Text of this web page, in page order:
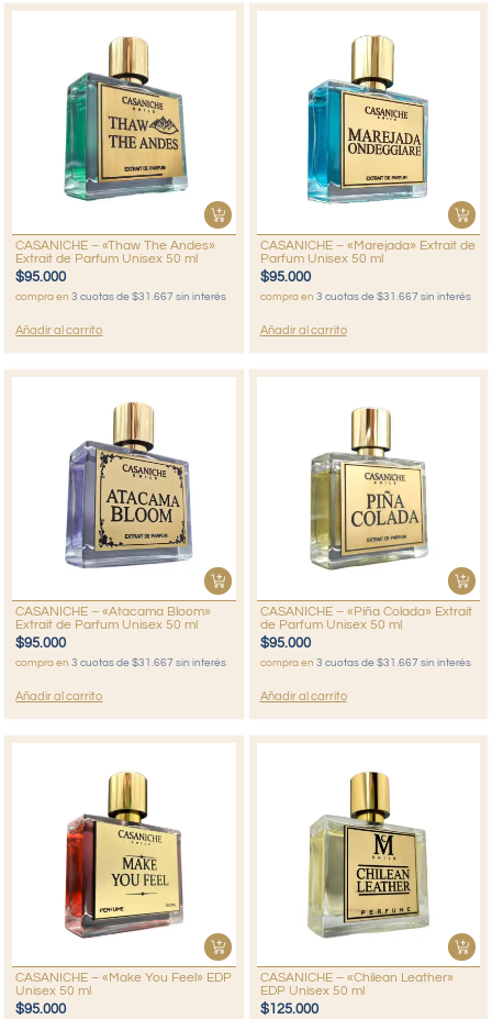
CASANICHE – «Thaw The Andes»
Extrait de Parfum Unisex 50 ml
$95.000
compra en3 cuotas de $31.667 sin interés
Añadir al carrito
CASANICHE – «Marejada» Extrait de
Parfum Unisex 50 ml
$95.000
compra en 3 cuotas de $31.667 sin interés
Añadir al carrito
CASANICHE – «Atacama Bloom»
Extrait de Parfum Unisex 50 ml
$95.000
compra en3 cuotas de $31.667 sin interés
Añadir al carrito
CASANICHE – «Piña Colada» Extrait
de Parfum Unisex 50 ml
$95.000
compra en 3 cuotas de $31.667 sin interés
Añadir al carrito
CASANICHE – «Make You Feel» EDP
Unisex 50 ml
$95.000
CASANICHE – «Chilean Leather»
EDP Unisex 50 ml
$125.000